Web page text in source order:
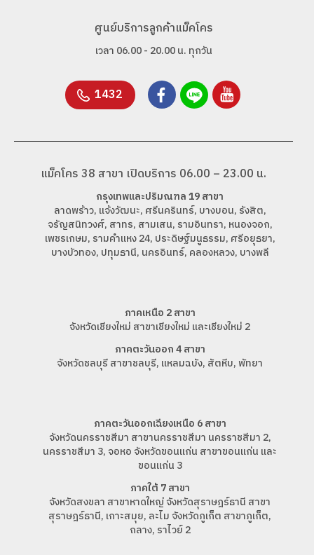
ศูนย์บริการลูกค้าแม็คโคร
เวลา 06.00 - 20.00 น. ทุกวัน
1432
แม็คโคร 38 สาขา เปิดบริการ 06.00 – 23.00 น.
กรุงเทพและปริมณฑล 19 สาขา
ลาดพร้าว, แจ้งวัฒนะ, ศรีนครินทร์, บางบอน, รังสิต,
จรัญสนิทวงศ์, สาทร, สามเสน, รามอินทรา, หนองจอก,
เพชรเกษม, รามคำแหง 24, ประดิษฐ์มนูธรรม, ศรีอยุธยา,
บางบัวทอง, ปทุมธานี, นครอินทร์, คลองหลวง, บางพลี
ภาคเหนือ 2 สาขา
จังหวัดเชียงใหม่ สาขาเชียงใหม่ และเชียงใหม่ 2
ภาคตะวันออก 4 สาขา
จังหวัดชลบุรี สาขาชลบุรี, แหลมฉบัง, สัตหีบ, พัทยา
ภาคตะวันออกเฉียงเหนือ 6 สาขา
จังหวัดนครราชสีมา สาขานครราชสีมา นครราชสีมา 2,
นครราชสีมา 3, จอหอ จังหวัดขอนแก่น สาขาขอนแก่น และ
ขอนแก่น 3
ภาคใต้ 7 สาขา
จังหวัดสงขลา สาขาหาดใหญ่ จังหวัดสุราษฎร์ธานี สาขา
สุราษฎร์ธานี, เกาะสมุย, ละไม จังหวัดภูเก็ต สาขาภูเก็ต,
ถลาง, ราไวย์ 2